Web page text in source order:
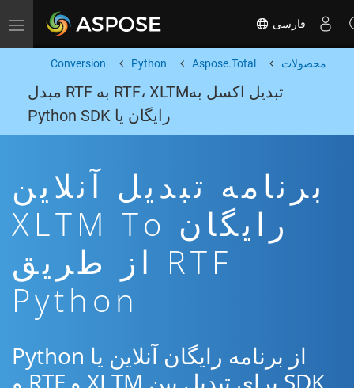
Toggle navigation فارسی
محصولات Aspose.Total
Python
Conversion
تبدیل اکسل بهRTF، XLTM به RTF مبدل
رایگان یا Python SDK
برنامه تبدیل آنلاین
رایگان XLTM To
RTF از طریق
Python
از برنامه رایگان آنلاین یا Python
SDK برای تبدیل بین XLTM و RTF و